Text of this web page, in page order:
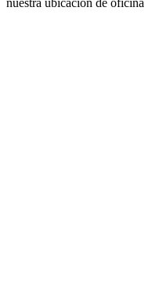
nuestra ubicación de oficina